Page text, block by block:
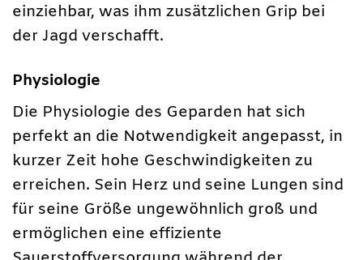
einziehbar, was ihm zusätzlichen Grip bei
der Jagd verschafft.
Physiologie
Die Physiologie des Geparden hat sich
perfekt an die Notwendigkeit angepasst, in
kurzer Zeit hohe Geschwindigkeiten zu
erreichen. Sein Herz und seine Lungen sind
für seine Größe ungewöhnlich groß und
ermöglichen eine effiziente